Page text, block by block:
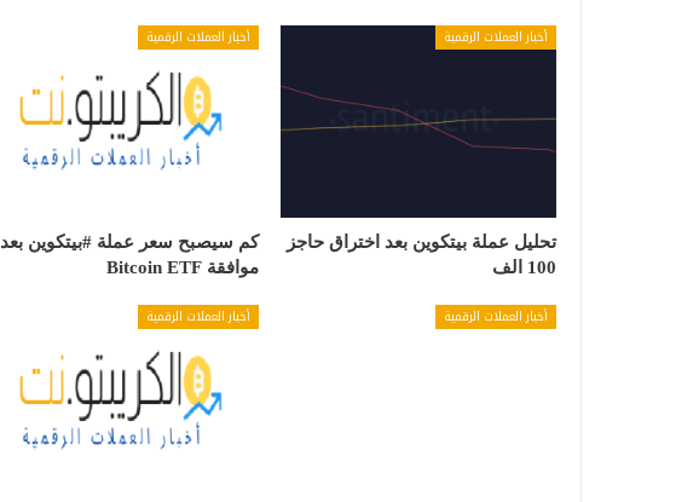
أخبار العملات الرقمية
تحليل عملة بيتكوين بعد اختراق حاجز
100 الف
أخبار العملات الرقمية
كم سيصبح سعر عملة #بيتكوين بعد
موافقة Bitcoin ETF
أخبار العملات الرقمية أخبار العملات الرقمية